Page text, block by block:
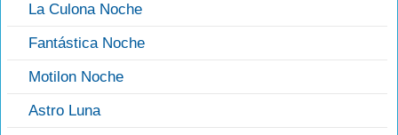
La Culona Noche
Fantástica Noche
Motilon Noche
Astro Luna